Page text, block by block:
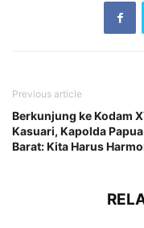
Previous article
Berkunjung ke Kodam
Kasuari, Kapolda Papua
Barat: Kita Harus